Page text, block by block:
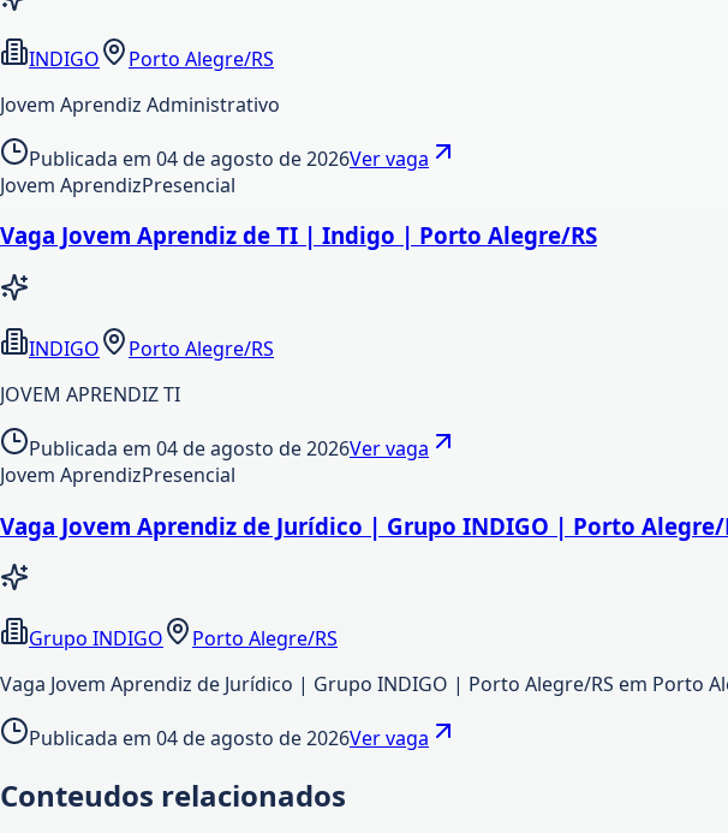
INDIGO
Porto Alegre/RS
Jovem Aprendiz Administrativo
Publicada em 04 de agosto de 2026Ver vaga
Jovem AprendizPresencial
Vaga Jovem Aprendiz de TI | Indigo | Porto Alegre/RS
INDIGO
Porto Alegre/RS
JOVEM APRENDIZ TI
Publicada em 04 de agosto de 2026Ver vaga
Jovem AprendizPresencial
Vaga Jovem Aprendiz de Jurídico | Grupo INDIGO | Porto Alegre/
Grupo INDIGO
Porto Alegre/RS
Vaga Jovem Aprendiz de Jurídico | Grupo INDIGO | Porto Alegre/RS em Porto
Publicada em 04 de agosto de 2026Ver vaga
Conteudos relacionados